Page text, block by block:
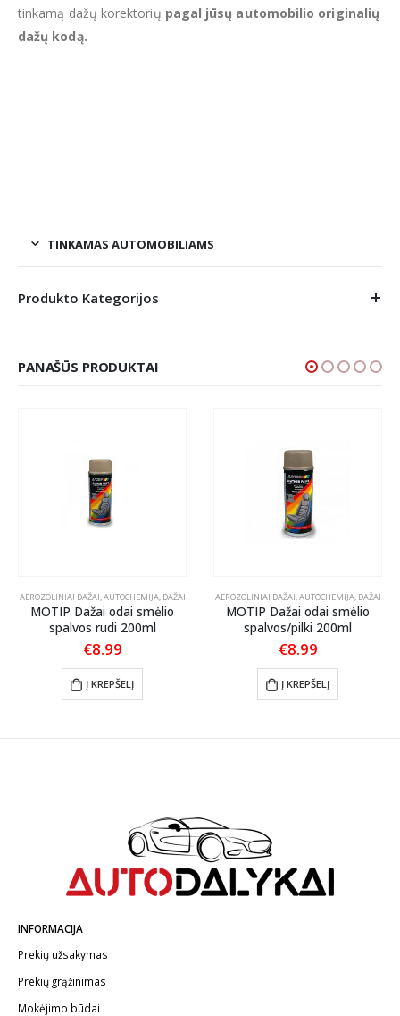
tinkamą dažų korektorių pagal jūsų automobilio originalių
dažų kodą.
TINKAMAS AUTOMOBILIAMS
Produkto Kategorijos
PANAŠŪS PRODUKTAI
AEROZOLINIAI DAŽAI,AUTOCHEMIJA, DAŽAI
MOTIP Dažai odai smėlio
spalvos rudi 200ml
€8.99
Į KREPŠELĮ
AEROZOLINIAI DAŽAI,AUTOCHEMIJA, DAŽAI
MOTIP Dažai odai smėlio
spalvos/pilki 200ml
€8.99
Į KREPŠELĮ
INFORMACIJA
Prekių užsakymas
Prekių grąžinimas
Mokėjimo būdai